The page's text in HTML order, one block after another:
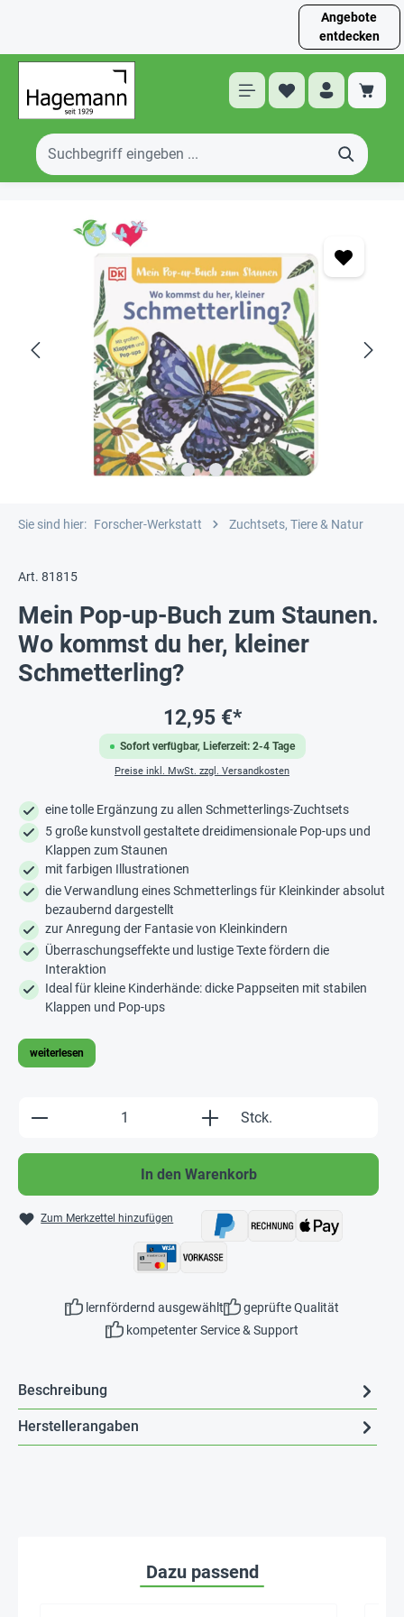
Angebote
entdecken
Sie sind hier: Forscher-Werkstatt Zuchtsets, Tiere & Natur
Art. 81815
Mein Pop-up-Buch zum Staunen.
Wo kommst du her, kleiner
Schmetterling?
Sofort verfügbar, Lieferzeit: 2-4 Tage
12,95 €*
Preise inkl. MwSt. zzgl. Versandkosten
eine tolle Ergänzung zu allen Schmetterlings-Zuchtsets
5 große kunstvoll gestaltete dreidimensionale Pop-ups und
Klappen zum Staunen
mit farbigen Illustrationen
die Verwandlung eines Schmetterlings für Kleinkinder absolut
bezaubernd dargestellt
zur Anregung der Fantasie von Kleinkindern
Überraschungseffekte und lustige Texte fördern die
Interaktion
Ideal für kleine Kinderhände: dicke Pappseiten mit stabilen
Klappen und Pop-ups
weiterlesen
Produkt Anzahl: Gib den gewünschten
Stck.
In den Warenkorb
Zum Merkzettel hinzufügen
lernfördernd ausgewählt
geprüfte Qualität
kompetenter Service & Support
Beschreibung
Herstellerangaben
Dazu passend